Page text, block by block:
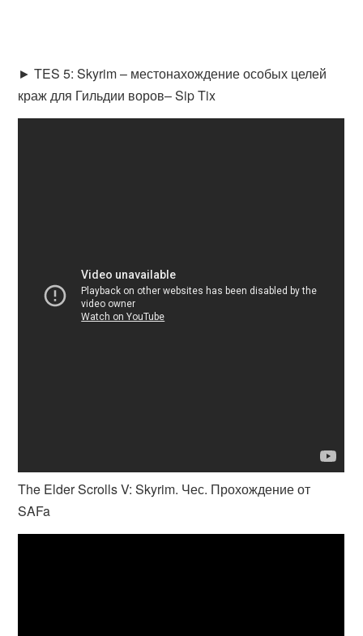
► TES 5: Skyrim – местонахождение особых целей
краж для Гильдии воров– Sip Tix
The Elder Scrolls V: Skyrim. Чес. Прохождение от
SAFa